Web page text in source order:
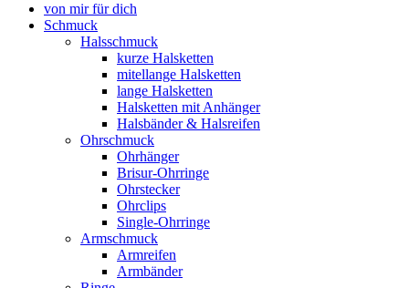
von mir für dich
Schmuck
Halsschmuck
kurze Halsketten
mitellange Halsketten
lange Halsketten
Halsketten mit Anhänger
Halsbänder & Halsreifen
Ohrschmuck
Ohrhänger
Brisur-Ohrringe
Ohrstecker
Ohrclips
Single-Ohrringe
Armschmuck
Armreifen
Armbänder